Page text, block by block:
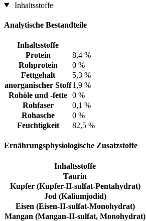
Inhaltsstoffe
Analytische Bestandteile
Inhaltsstoffe
Protein
8,4 %
Rohprotein
0 %
Fettgehalt
5,3 %
anorganischer Stoff1,9 %
Rohöle und -fette 0 %
Rohfaser
0,1 %
Rohasche
0 %
Feuchtigkeit
82,5 %
Ernährungsphysiologische Zusatzstoffe
Inhaltsstoffe
Taurin
Kupfer (Kupfer-II-sulfat-Pentahydrat)
Jod (Kaliumjodid)
Eisen (Eisen-II-sulfat-Monohydrat)
Mangan (Mangan-II-sulfat, Monohydrat)